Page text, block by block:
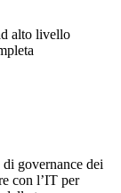
alto livello
di governance dei
con l’IT per